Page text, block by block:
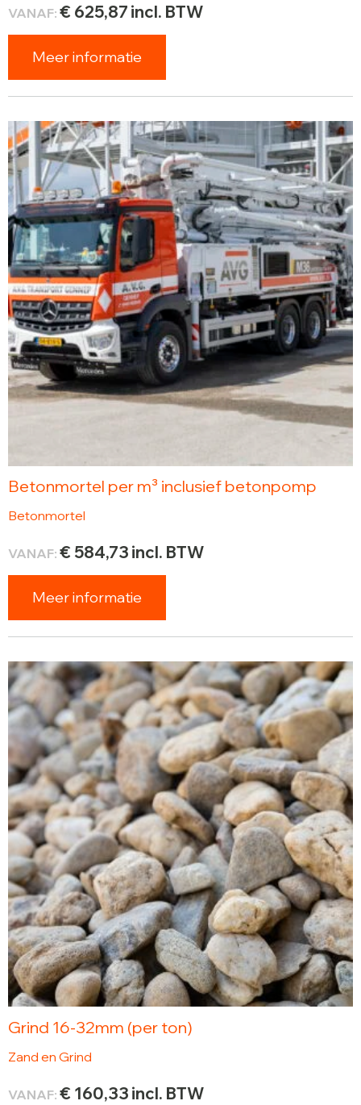
VANAF: € 625,87 incl. BTW
Meer informatie
Betonmortel per m³ inclusief betonpomp
Betonmortel
VANAF: € 584,73 incl. BTW
Meer informatie
Grind 16-32mm (per ton)
Zand en Grind
VANAF: € 160,33 incl. BTW